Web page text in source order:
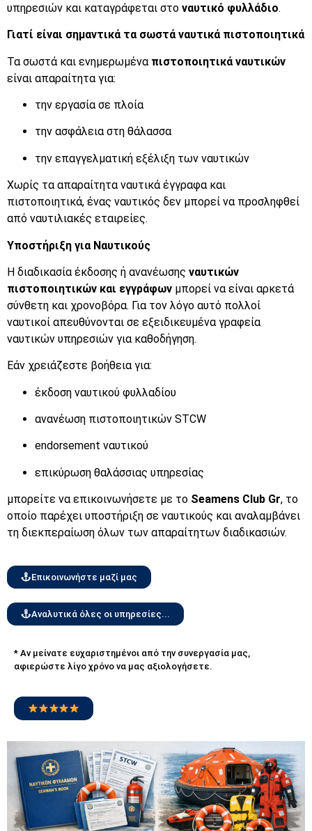
υπηρεσιών και καταγράφεται στο ναυτικό φυλλάδιο.
Γιατί είναι σημαντικά τα σωστά ναυτικά πιστοποιητικά
Τα σωστά και ενημερωμένα πιστοποιητικά ναυτικών
είναι απαραίτητα για:
την εργασία σε πλοία
την ασφάλεια στη θάλασσα
την επαγγελματική εξέλιξη των ναυτικών
Χωρίς τα απαραίτητα ναυτικά έγγραφα και
πιστοποιητικά, ένας ναυτικός δεν μπορεί να προσληφθεί
από ναυτιλιακές εταιρείες.
Υποστήριξη για Ναυτικούς
Η διαδικασία έκδοσης ή ανανέωσης ναυτικών
πιστοποιητικών και εγγράφων μπορεί να είναι αρκετά
σύνθετη και χρονοβόρα. Για τον λόγο αυτό πολλοί
ναυτικοί απευθύνονται σε εξειδικευμένα γραφεία
ναυτικών υπηρεσιών για καθοδήγηση.
Εάν χρειάζεστε βοήθεια για:
έκδοση ναυτικού φυλλαδίου
ανανέωση πιστοποιητικών STCW
endorsement ναυτικού
επικύρωση θαλάσσιας υπηρεσίας
μπορείτε να επικοινωνήσετε με το Seamens Club Gr, το
οποίο παρέχει υποστήριξη σε ναυτικούς και αναλαμβάνει
τη διεκπεραίωση όλων των απαραίτητων διαδικασιών.
Επικοινωνήστε μαζί μας
Αναλυτικά όλες οι υπηρεσίες...
* Αν μείνατε ευχαριστημένοι από την συνεργασία μας,
αφιερώστε λίγο χρόνο να μας αξιολογήσετε.